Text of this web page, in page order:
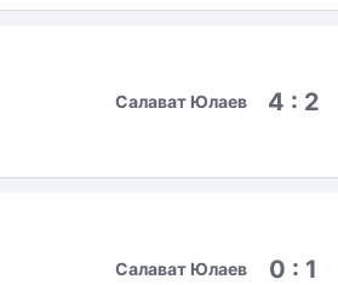
Салават Юлаев 4 : 2
Салават Юлаев 0 : 1